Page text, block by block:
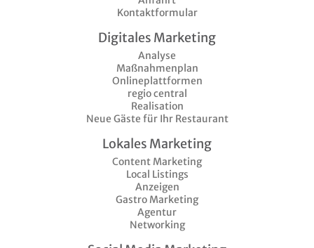
Kontaktformular
Digitales Marketing
Analyse
Maßnahmenplan
Onlineplattformen
regio central
Realisation
Neue Gäste für Ihr Restaurant
Lokales Marketing
Content Marketing
Local Listings
Anzeigen
Gastro Marketing
Agentur
Networking